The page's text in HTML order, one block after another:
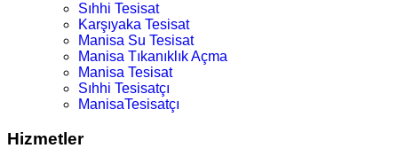
Sıhhi Tesisat
Karşıyaka Tesisat
Manisa Su Tesisat
Manisa Tıkanıklık Açma
Manisa Tesisat
Sıhhi Tesisatçı
ManisaTesisatçı
Hizmetler